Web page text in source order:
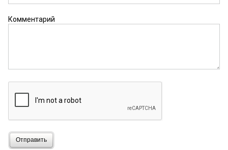
Комментарий
Отправить